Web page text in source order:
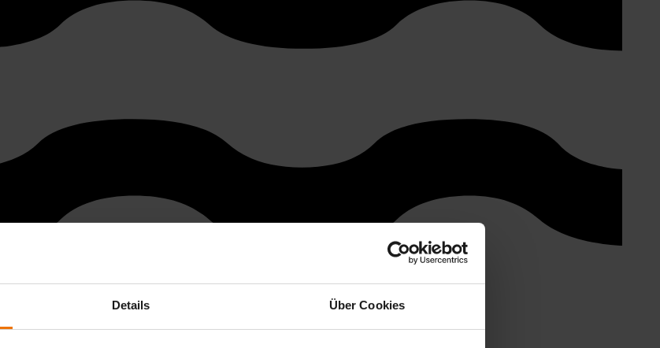
Details Über Cookies
prises. C'est pourquoi les solutions Sewerin incluent toujours la traçabilité des activités.